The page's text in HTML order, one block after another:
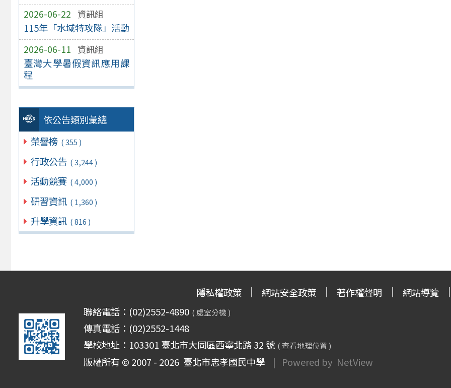
2026-06-22 資訊組
115年「水域特攻隊」活動
2026-06-11 資訊組
臺灣大學暑假資訊應用課
程
依公告類別彙總
榮譽榜 ( 355 )
行政公告 ( 3,244 )
活動競賽 ( 4,000 )
研習資訊 ( 1,360 )
升學資訊 ( 816 )
隱私權政策 網站安全政策 著作權聲明
網站導覽
聯絡電話：(02)2552-4890 ( 處室分機 )
傳真電話：(02)2552-1448
學校地址：103301 臺北市大同區西寧北路 32 號 ( 查看地理位置 )
版權所有 © 2007 - 2026臺北市忠孝國民中學 | Powered by NetView